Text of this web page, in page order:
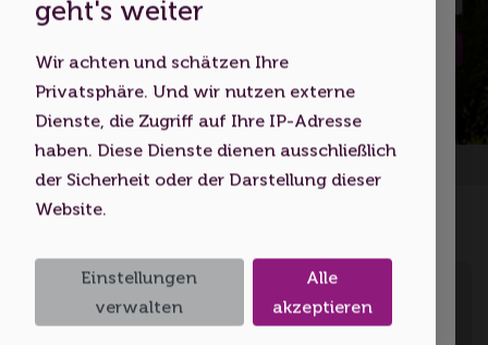
Erwachsene
Indem Sie diese Website nutzen,
bestätigen Sie, dass Sie mindestens 18
Jahre alt sind bzw. das
Volljährigkeitsalter erreicht haben.
Ich bin 18 oder älter
geht's weiter
Wir achten und schätzen Ihre
Privatsphäre. Und wir nutzen externe
Dienste, die Zugriff auf Ihre IP-Adresse
haben. Diese Dienste dienen ausschließlich
der Sicherheit oder der Darstellung dieser
Website.
Einstellungen
verwalten
Alle
akzeptieren